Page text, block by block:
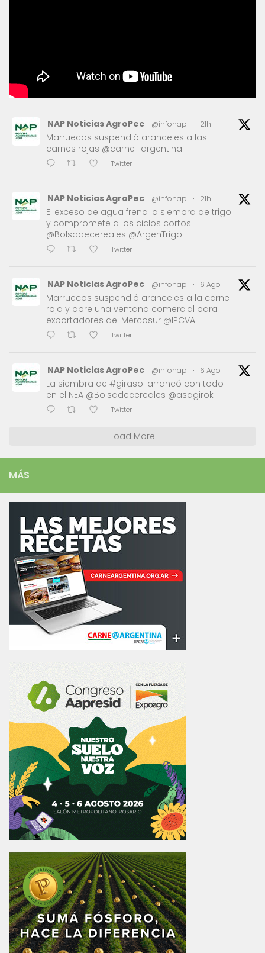
NAP Noticias AgroPec @infonap · 21h
Marruecos suspendió aranceles a las
carnes rojas @carne_argentina
Twitter
NAP Noticias AgroPec @infonap · 21h
El exceso de agua frena la siembra de trigo
y compromete a los ciclos cortos
@Bolsadecereales @ArgenTrigo
Twitter
NAP Noticias AgroPec @infonap · 6 Ago
Marruecos suspendió aranceles a la carne
roja y abre una ventana comercial para
exportadores del Mercosur @IPCVA
Twitter
NAP Noticias AgroPec @infonap · 6 Ago
La siembra de #girasol arrancó con todo
en el NEA @Bolsadecereales @asagirok
Twitter
Load More
MÁS